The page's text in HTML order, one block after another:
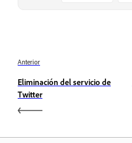
Anterior
Eliminación del servicio de
Twitter